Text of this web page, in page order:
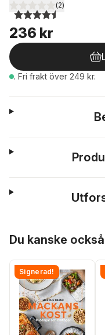
4,5utav 5 stjärnor. Totalt
(2)
236 kr
. Fri frakt över 249 kr.
Du kanske
Signerad!